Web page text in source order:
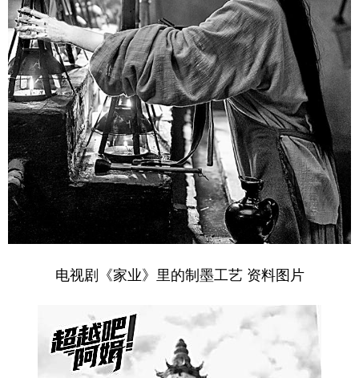
彩票 娱乐 时尚 悦读
公益 一带一路 亚太网 上市公司
文化产业
地方频道
北京 天津 河北 山西
吉林 上海 江苏
浙江 福建 江西
山东 河南 湖北 湖南
海南 重庆
四川 贵州 云南
电视剧《家业》里的制墨工艺 资料图片